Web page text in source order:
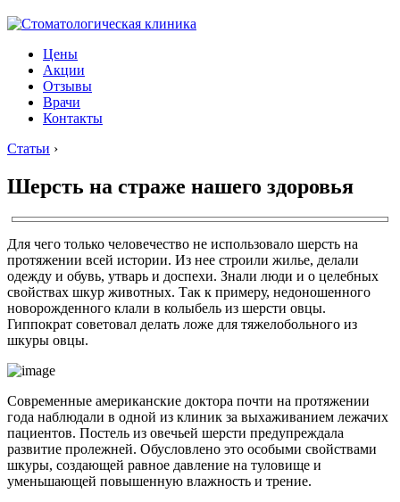
Цены
Акции
Отзывы
Врачи
Контакты
Статьи ›
Шерсть на страже нашего здоровья
Для чего только человечество не использовало шерсть на
протяжении всей истории. Из нее строили жилье, делали
одежду и обувь, утварь и доспехи. Знали люди и о целебных
свойствах шкур животных. Так к примеру, недоношенного
новорожденного клали в колыбель из шерсти овцы.
Гиппократ советовал делать ложе для тяжелобольного из
шкуры овцы.
Современные американские доктора почти на протяжении
года наблюдали в одной из клиник за выхаживанием лежачих
пациентов. Постель из овечьей шерсти предупреждала
развитие пролежней. Обусловлено это особыми свойствами
шкуры, создающей равное давление на туловище и
уменьшающей повышенную влажность и трение.